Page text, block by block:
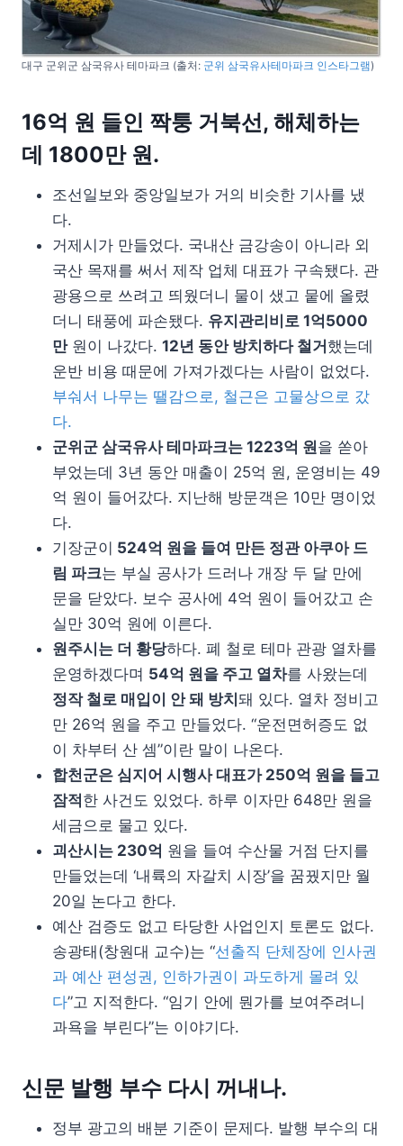
대구 군위군 삼국유사 테마파크 (출처: 군위 삼국유사테마파크 인스타그램)
16억 원 들인 짝퉁 거북선, 해체하는
데 1800만 원.
조선일보와 중앙일보가 거의 비슷한 기사를 냈
다.
거제시가 만들었다. 국내산 금강송이 아니라 외
국산 목재를 써서 제작 업체 대표가 구속됐다. 관
광용으로 쓰려고 띄웠더니 물이 샜고 뭍에 올렸
더니 태풍에 파손됐다. 유지관리비로 1억5000
만원이 나갔다. 12년 동안 방치하다 철거 했는데
운반 비용 때문에 가져가겠다는 사람이 없었다.
부숴서 나무는 땔감으로, 철근은 고물상으로 갔
다.
군위군 삼국유사 테마파크는 1223억 원을 쏟아
부었는데 3년 동안 매출이 25억 원, 운영비는 49
억 원이 들어갔다. 지난해 방문객은 10만 명이었
다.
기장군이 524억 원을 들여 만든 정관 아쿠아 드
림 파크는 부실 공사가 드러나 개장 두 달 만에
문을 닫았다. 보수 공사에 4억 원이 들어갔고 손
실만 30억 원에 이른다.
원주시는 더 황당하다. 폐 철로 테마 관광 열차를
운영하겠다며 54억 원을 주고 열차를 사왔는데
정작 철로 매입이 안 돼 방치 돼 있다. 열차 정비고
만 26억 원을 주고 만들었다. “운전면허증도 없
이 차부터 산 셈”이란 말이 나온다.
합천군은 심지어 시행사 대표가 250억 원을 들고
잠적 한 사건도 있었다. 하루 이자만 648만 원을
세금으로 물고 있다.
괴산시는 230억 원을 들여 수산물 거점 단지를
만들었는데 ‘내륙의 자갈치 시장’을 꿈꿨지만 월
20일 논다고 한다.
예산 검증도 없고 타당한 사업인지 토론도 없다.
송광태(창원대 교수)는 “선출직 단체장에 인사권
과 예산 편성권, 인하가권이 과도하게 몰려 있
다”고 지적한다. “임기 안에 뭔가를 보여주려니
과욕을 부린다”는 이야기다.
신문 발행 부수 다시 꺼내나.
정부 광고의 배분 기준이 문제다. 발행 부수의 대